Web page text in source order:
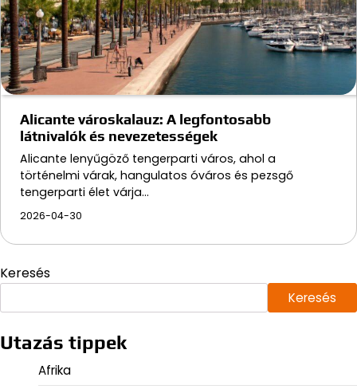
Alicante városkalauz: A legfontosabb
látnivalók és nevezetességek
Alicante lenyűgöző tengerparti város, ahol a
történelmi várak, hangulatos óváros és pezsgő
tengerparti élet várja…
2026-04-30
Keresés
Keresés
Utazás tippek
Afrika